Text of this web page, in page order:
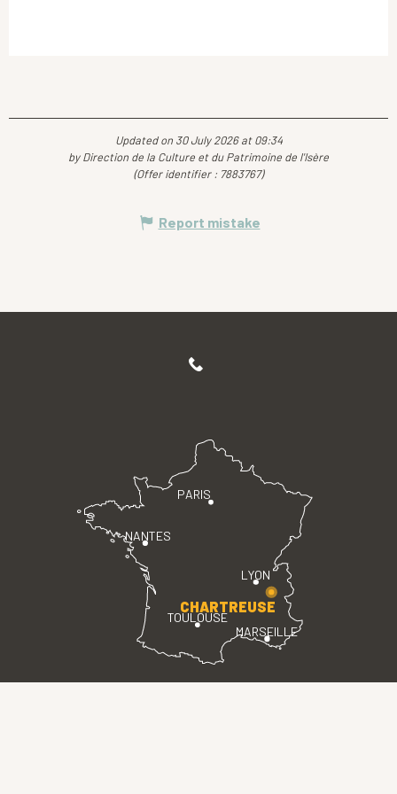
Updated on 30 July 2026 at 09:34
by Direction de la Culture et du Patrimoine de l'Isère
(Offer identifier : 7883767)
Report mistake
PARIS
LYON
TOULOUSE
MARSEILLE
NANTES
CHARTREUSE